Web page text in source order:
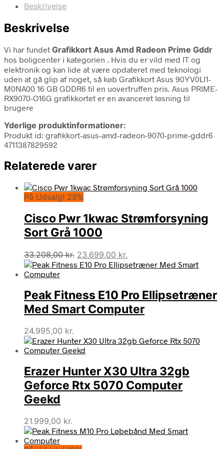
Beskrivelse
Beskrivelse
Vi har fundet Grafikkort Asus Amd Radeon Prime Gddr
hos boligcenter i kategorien . Hvis du er vild med IT og
elektronik og kan lide at være opdateret med teknologi
uden at gå glip af noget, så køb Grafikkort Asus 90YV0LI1-
M0NA00 16 GB GDDR6 til en uovertruffen pris. Asus PRIME-
RX9070-O16G grafikkortet er en avanceret løsning til
brugere
Yderlige produktinformationer:
Produkt id: grafikkort-asus-amd-radeon-9070-prime-gddr6
4711387829592
Relaterede varer
På Udsalg! 29%
Cisco Pwr 1kwac Strømforsyning
Sort Grå 1000
33.208,00kr. Den
oprindelige
33.208,00 kr..
23.699,00 kr.
aktuelle
23.699,00 kr..
Peak Fitness E10 Pro Ellipsetræner
Med Smart Computer
24.995,00 kr.
Erazer Hunter X30 Ultra 32gb
Geforce Rtx 5070 Computer
Geekd
21.999,00 kr.